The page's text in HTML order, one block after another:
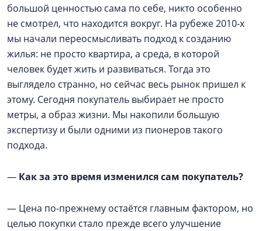
большой ценностью сама по себе, никто особенно
не смотрел, что находится вокруг. На рубеже 2010-х
мы начали переосмысливать подход к созданию
жилья: не просто квартира, а среда, в которой
человек будет жить и развиваться. Тогда это
выглядело странно, но сейчас весь рынок пришел к
этому. Сегодня покупатель выбирает не просто
метры, а образ жизни. Мы накопили большую
экспертизу и были одними из пионеров такого
подхода.
— Как за это время изменился сам покупатель?
— Цена по-прежнему остаётся главным фактором, но
целью покупки стало прежде всего улучшение